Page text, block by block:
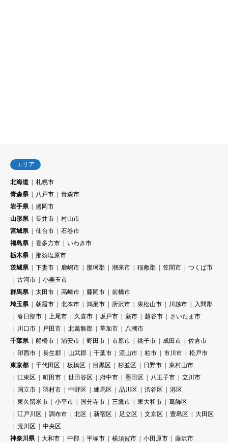
エリア
北海道
札幌市
青森県
八戸市
青森市
岩手県
盛岡市
山形県
長井市
村山市
宮城県
仙台市
石巻市
福島県
喜多方市
いわき市
栃木県
那須塩原市
茨城県
下妻市 鹿嶋市 那珂郡 潮来市 稲敷郡 笠間市
つくば市
古河市
小美玉市
群馬県
太田市 高崎市 藤岡市
前橋市
埼玉県
朝霞市 北本市 鴻巣市 所沢市 東松山市 川越市
入間郡
春日部市
上尾市 久喜市 坂戸市 蕨市 越谷市
さいたま市
川口市
戸田市 北葛飾郡 草加市
八潮市
千葉県
船橋市 浦安市 野田市 市原市 銚子市 成田市
佐倉市
印西市
長生郡 山武郡 千葉市 流山市 柏市 市川市
松戸市
東京都
千代田区 板橋区 目黒区 杉並区 日野市
東村山市
江東区
町田市 世田谷区 府中市 墨田区 八王子市
立川市
国立市
羽村市 中野区 練馬区 品川区 渋谷区
港区
東久留米市
小平市 国分寺市 三鷹市 東大和市
葛飾区
江戸川区
調布市 北区 新宿区 足立区 文京区 豊島区
大田区
荒川区
中央区
神奈川県
大和市 中郡 平塚市 横須賀市 小田原市
藤沢市